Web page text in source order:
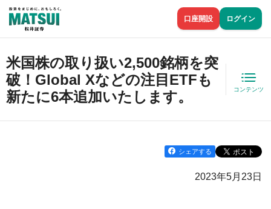
口座開設 ログイン
米国株の取り扱い2,500銘柄を突
破！Global Xなどの注目ETFも
新たに6本追加いたします。
コンテンツ
シェアする
2023年5月23日